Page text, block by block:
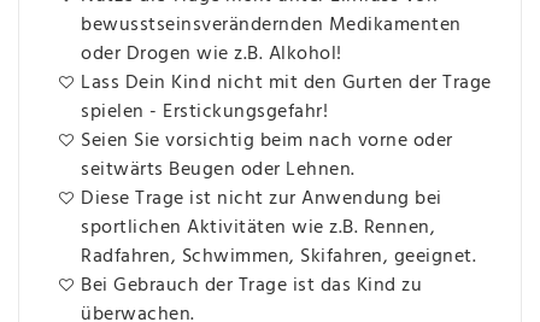
bewusstseinsverändernden Medikamenten
oder Drogen wie z.B. Alkohol!
Lass Dein Kind nicht mit den Gurten der Trage
spielen - Erstickungsgefahr!
Seien Sie vorsichtig beim nach vorne oder
seitwärts Beugen oder Lehnen.
Diese Trage ist nicht zur Anwendung bei
sportlichen Aktivitäten wie z.B. Rennen,
Radfahren, Schwimmen, Skifahren, geeignet.
Bei Gebrauch der Trage ist das Kind zu
überwachen.